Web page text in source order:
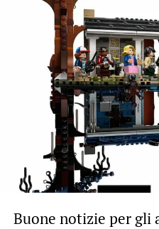
Buone notizie per gli